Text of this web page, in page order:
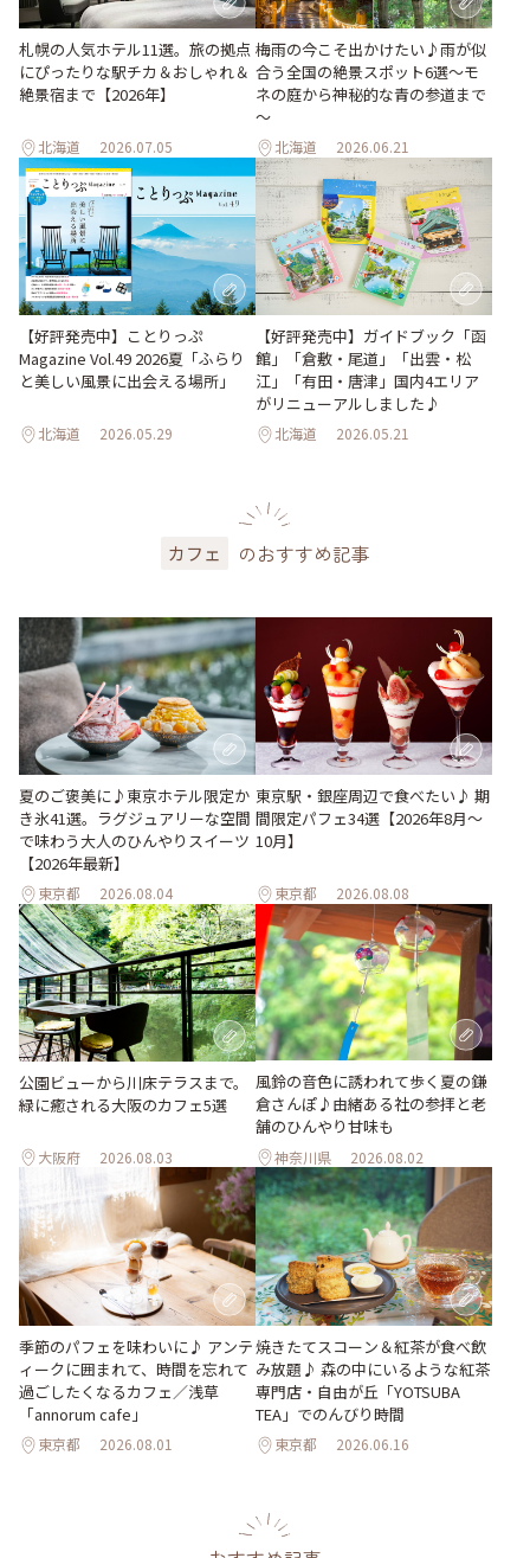
札幌の人気ホテル11選。旅の拠点
にぴったりな駅チカ＆おしゃれ＆
絶景宿まで【2026年】
北海道 2026.07.05
梅雨の今こそ出かけたい♪雨が似
合う全国の絶景スポット6選～モ
ネの庭から神秘的な青の参道まで
～
北海道 2026.06.21
【好評発売中】ことりっぷ
Magazine Vol.49 2026夏「ふらり
と美しい風景に出会える場所」
北海道 2026.05.29
【好評発売中】ガイドブック「函
館」「倉敷・尾道」「出雲・松
江」「有田・唐津」国内4エリア
がリニューアルしました♪
北海道 2026.05.21
カフェ のおすすめ記事
夏のご褒美に♪東京ホテル限定か
き氷41選。ラグジュアリーな空間
で味わう大人のひんやりスイーツ
【2026年最新】
東京都 2026.08.04
東京駅・銀座周辺で食べたい♪ 期
間限定パフェ34選【2026年8月～
10月】
東京都 2026.08.08
公園ビューから川床テラスまで。
緑に癒される大阪のカフェ5選
大阪府 2026.08.03
風鈴の音色に誘われて歩く夏の鎌
倉さんぽ♪由緒ある社の参拝と老
舗のひんやり甘味も
神奈川県 2026.08.02
季節のパフェを味わいに♪ アンテ
ィークに囲まれて、時間を忘れて
過ごしたくなるカフェ／浅草
「annorum cafe」
東京都 2026.08.01
焼きたてスコーン＆紅茶が食べ飲
み放題♪ 森の中にいるような紅茶
専門店・自由が丘「YOTSUBA
TEA」でのんびり時間
東京都 2026.06.16